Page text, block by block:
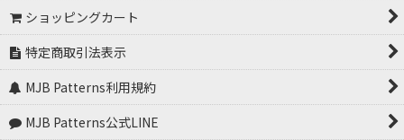
ショッピングカート
特定商取引法表示
MJB Patterns利用規約
MJB Patterns公式LINE